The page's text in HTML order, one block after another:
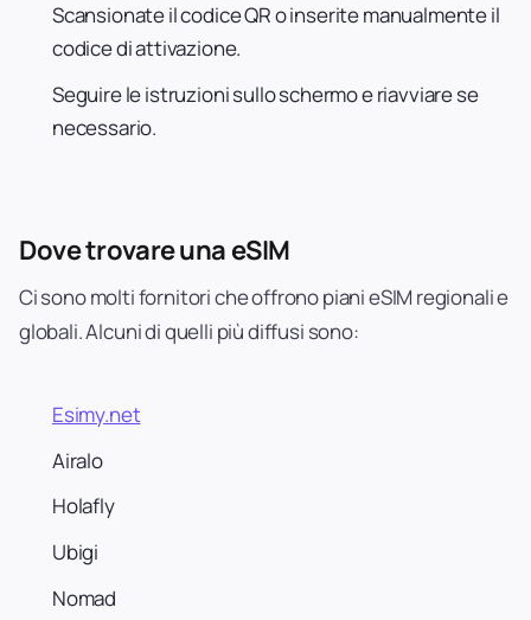
Scansionate il codice QR o inserite manualmente il
codice di attivazione.
Seguire le istruzioni sullo schermo e riavviare se
necessario.
Dove trovare una eSIM
Ci sono molti fornitori che offrono piani eSIM regionali e
globali. Alcuni di quelli più diffusi sono:
Esimy.net
Airalo
Holafly
Ubigi
Nomad